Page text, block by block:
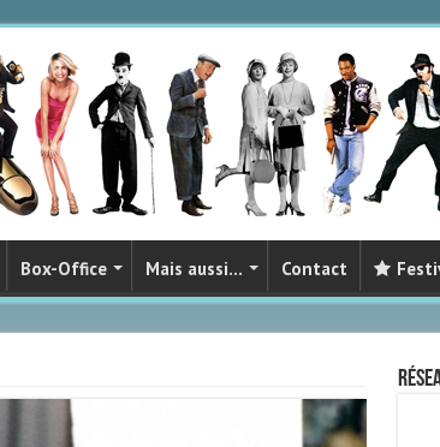
Box-Office Mais aussi… Contact